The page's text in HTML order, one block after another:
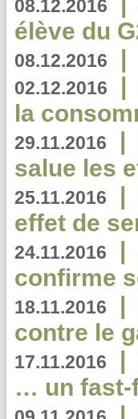
08.12.2016
élève du
08.12.2016 |
02.12.2016 |
la
29.11.2016 |
salue les
25.11.2016 |
effet de
24.11.2016 |
confirme
18.11.2016 |
contre le
17.11.2016 |
… un fast-